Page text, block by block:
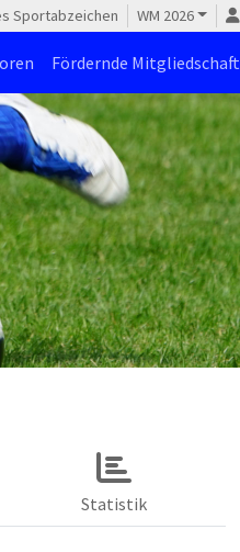
Sportabzeichen WM 2026
Fördernde Mitgliedschaft
Statistik